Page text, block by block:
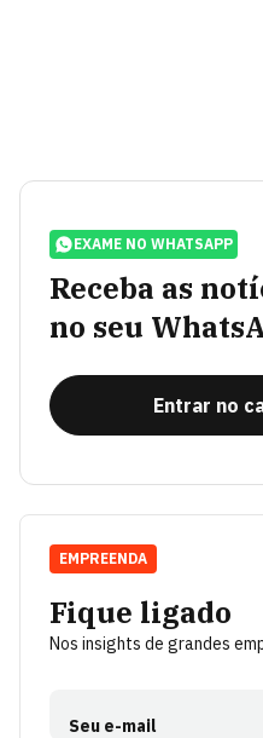
EXAME NO WHATSAPP
Receba as
no seu
Entrar no
Fique ligado
Nos insights de grandes
Seu e-mail
EMPREENDA